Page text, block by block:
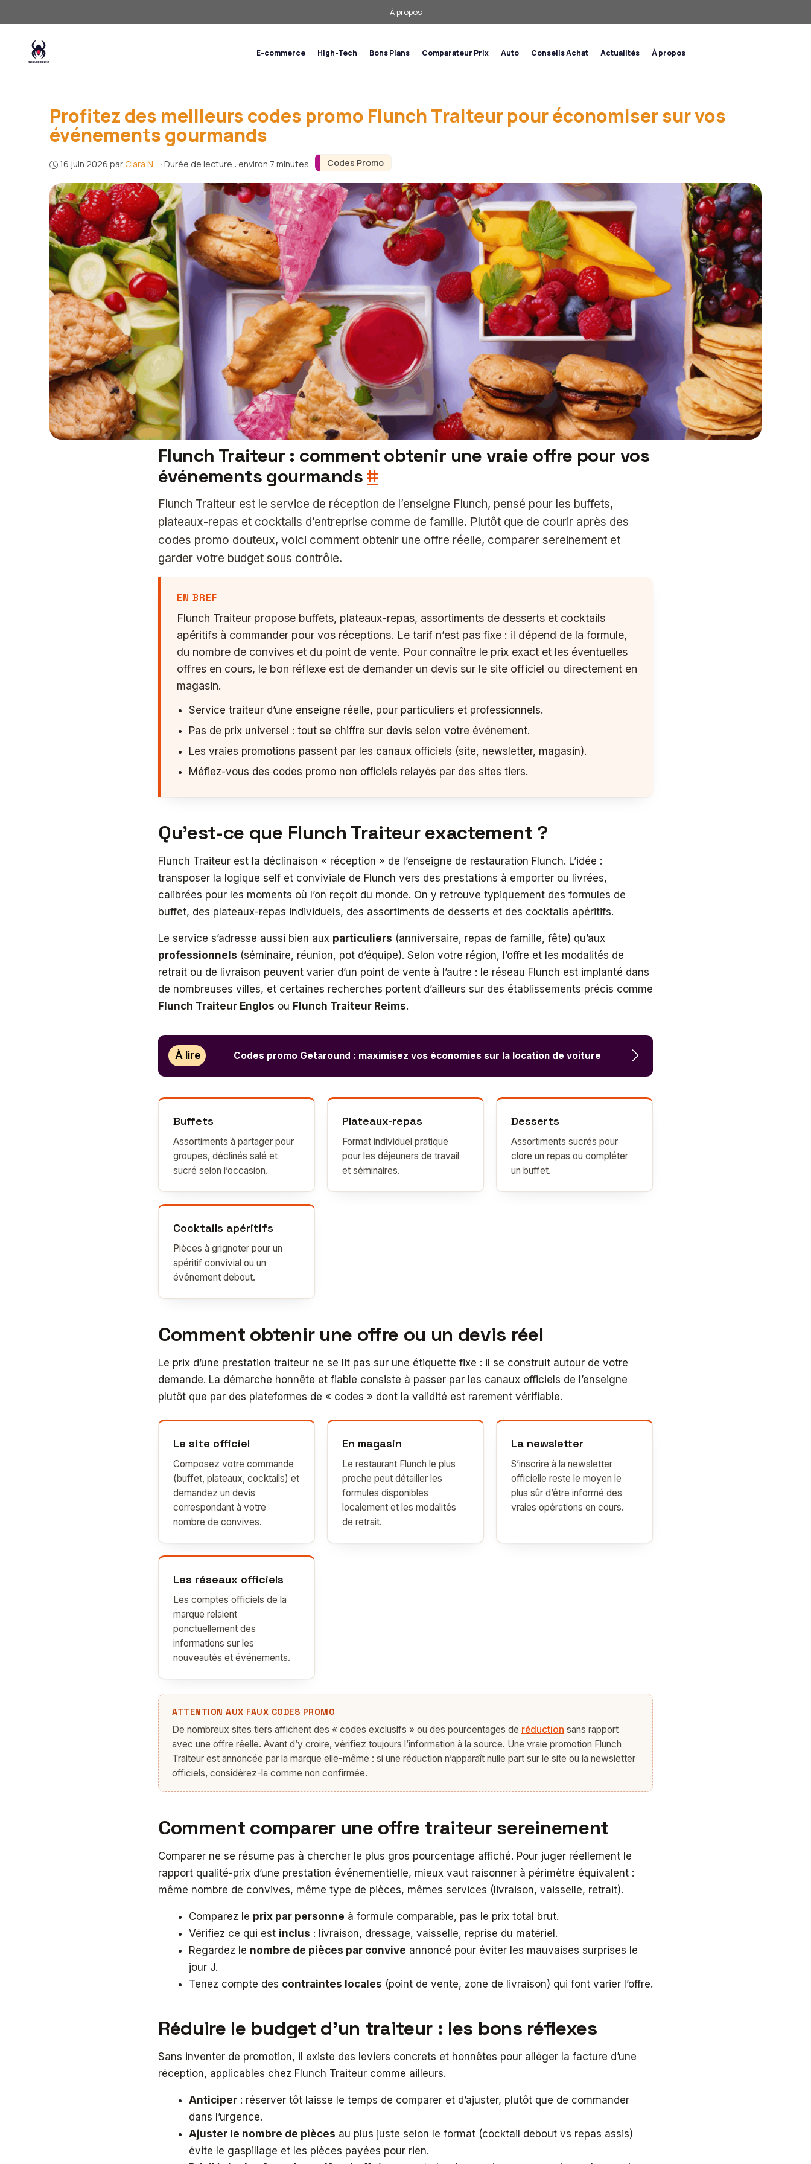
au
contenu
À propos
E-commerce High-Tech Bons Plans Comparateur Prix Auto Conseils Achat Actualités À propos
Codes Promo
Profitez des meilleurs codes promo Flunch Traiteur pour économiser sur vos
événements gourmands
16 juin 2026 par Clara N. · Durée de lecture : environ 7 minutes
Flunch Traiteur : comment obtenir une vraie offre pour vos
événements gourmands #
Flunch Traiteur est le service de réception de l’enseigne Flunch, pensé pour les buffets,
plateaux-repas et cocktails d’entreprise comme de famille. Plutôt que de courir après des
codes promo douteux, voici comment obtenir une offre réelle, comparer sereinement et
garder votre budget sous contrôle.
EN BREF
Flunch Traiteur propose buffets, plateaux-repas, assortiments de desserts et cocktails
apéritifs à commander pour vos réceptions. Le tarif n’est pas fixe : il dépend de la formule,
du nombre de convives et du point de vente. Pour connaître le prix exact et les éventuelles
offres en cours, le bon réflexe est de demander un devis sur le site officiel ou directement en
magasin.
Service traiteur d’une enseigne réelle, pour particuliers et professionnels.
Pas de prix universel : tout se chiffre sur devis selon votre événement.
Les vraies promotions passent par les canaux officiels (site, newsletter, magasin).
Méfiez-vous des codes promo non officiels relayés par des sites tiers.
Qu’est-ce que Flunch Traiteur exactement ?
Flunch Traiteur est la déclinaison « réception » de l’enseigne de restauration Flunch. L’idée :
transposer la logique self et conviviale de Flunch vers des prestations à emporter ou livrées,
calibrées pour les moments où l’on reçoit du monde. On y retrouve typiquement des formules de
buffet, des plateaux-repas individuels, des assortiments de desserts et des cocktails apéritifs.
Le service s’adresse aussi bien aux particuliers (anniversaire, repas de famille, fête) qu’aux
professionnels (séminaire, réunion, pot d’équipe). Selon votre région, l’offre et les modalités de
retrait ou de livraison peuvent varier d’un point de vente à l’autre : le réseau Flunch est implanté dans
de nombreuses villes, et certaines recherches portent d’ailleurs sur des établissements précis comme
Flunch Traiteur Englos ou Flunch Traiteur Reims.
À lire Codes promo Getaround : maximisez vos économies sur la location de voiture
Buffets
Assortiments à partager pour
groupes, déclinés salé et
sucré selon l’occasion.
Plateaux-repas
Format individuel pratique
pour les déjeuners de travail
et séminaires.
Desserts
Assortiments sucrés pour
clore un repas ou compléter
un buffet.
Cocktails apéritifs
Pièces à grignoter pour un
apéritif convivial ou un
événement debout.
Comment obtenir une offre ou un devis réel
Le prix d’une prestation traiteur ne se lit pas sur une étiquette fixe : il se construit autour de votre
demande. La démarche honnête et fiable consiste à passer par les canaux officiels de l’enseigne
plutôt que par des plateformes de « codes » dont la validité est rarement vérifiable.
Le site officiel
Composez votre commande
(buffet, plateaux, cocktails) et
demandez un devis
correspondant à votre
nombre de convives.
En magasin
Le restaurant Flunch le plus
proche peut détailler les
formules disponibles
localement et les modalités
de retrait.
La newsletter
S’inscrire à la newsletter
officielle reste le moyen le
plus sûr d’être informé des
vraies opérations en cours.
Les réseaux officiels
Les comptes officiels de la
marque relaient
ponctuellement des
informations sur les
nouveautés et événements.
ATTENTION AUX FAUX CODES PROMO
De nombreux sites tiers affichent des « codes exclusifs » ou des pourcentages de réduction sans rapport
avec une offre réelle. Avant d’y croire, vérifiez toujours l’information à la source. Une vraie promotion Flunch
Traiteur est annoncée par la marque elle-même : si une réduction n’apparaît nulle part sur le site ou la newsletter
officiels, considérez-la comme non confirmée.
Comment comparer une offre traiteur sereinement
Comparer ne se résume pas à chercher le plus gros pourcentage affiché. Pour juger réellement le
rapport qualité-prix d’une prestation événementielle, mieux vaut raisonner à périmètre équivalent :
même nombre de convives, même type de pièces, mêmes services (livraison, vaisselle, retrait).
Comparez le prix par personne à formule comparable, pas le prix total brut.
Vérifiez ce qui est inclus : livraison, dressage, vaisselle, reprise du matériel.
Regardez le nombre de pièces par convive annoncé pour éviter les mauvaises surprises le
jour J.
Tenez compte des contraintes locales (point de vente, zone de livraison) qui font varier l’offre.
Réduire le budget d’un traiteur : les bons réflexes
Sans inventer de promotion, il existe des leviers concrets et honnêtes pour alléger la facture d’une
réception, applicables chez Flunch Traiteur comme ailleurs.
Anticiper : réserver tôt laisse le temps de comparer et d’ajuster, plutôt que de commander
dans l’urgence.
Ajuster le nombre de pièces au plus juste selon le format (cocktail debout vs repas assis)
évite le gaspillage et les pièces payées pour rien.